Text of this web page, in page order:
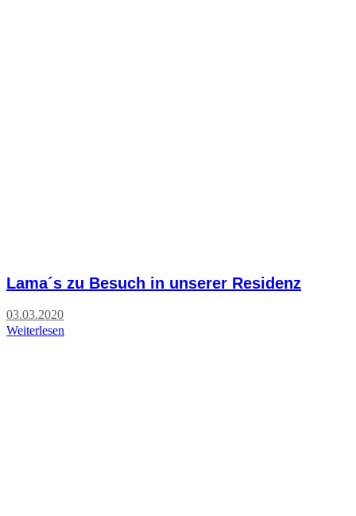
Lama´s zu Besuch in unserer Residenz
03.03.2020
Weiterlesen